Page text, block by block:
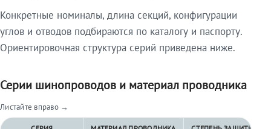
Конкретные номиналы, длина секций, конфигурации
углов и отводов подбираются по каталогу и паспорту.
Ориентировочная структура серий приведена ниже.
Серии шинопроводов и материал проводника
Листайте вправо →